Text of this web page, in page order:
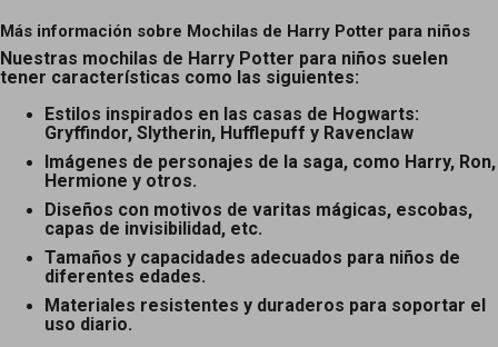
Más información sobre Mochilas de Harry Potter para niños
Nuestras mochilas de Harry Potter para niños suelen
tener características como las siguientes:
Estilos inspirados en las casas de Hogwarts:
Gryffindor, Slytherin, Hufflepuff y Ravenclaw
Imágenes de personajes de la saga, como Harry, Ron,
Hermione y otros.
Diseños con motivos de varitas mágicas, escobas,
capas de invisibilidad, etc.
Tamaños y capacidades adecuados para niños de
diferentes edades.
Materiales resistentes y duraderos para soportar el
uso diario.